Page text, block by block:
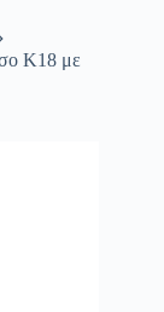
Κ18 με